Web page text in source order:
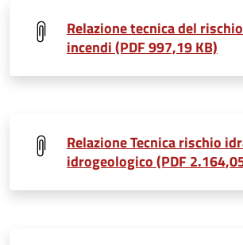
Relazione tecnica del rischio
incendi (PDF 997,19 KB)
Relazione Tecnica rischio
idrogeologico (PDF